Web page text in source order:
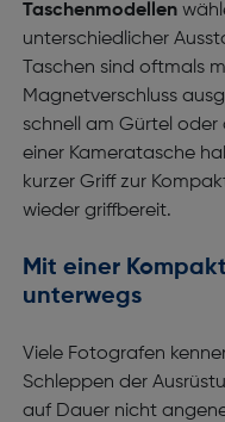
Taschenmodellen
unterschiedlicher
Taschen sind oftmals
Magnetverschluss
schnell am Gürtel
einer Kameratasche
kurzer Griff zur
wieder griffbereit.
Mit einer
unterwegs
Viele Fotografen
Schleppen der
auf Dauer nicht